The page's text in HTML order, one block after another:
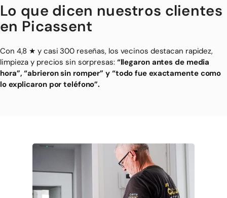
Lo que dicen nuestros clientes
en Picassent
Con 4,8 ★ y casi 300 reseñas, los vecinos destacan rapidez,
limpieza y precios sin sorpresas: “llegaron antes de media
hora”, “abrieron sin romper” y “todo fue exactamente como
lo explicaron por teléfono”.